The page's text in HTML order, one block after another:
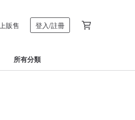
販售 登入/註冊
所有分類